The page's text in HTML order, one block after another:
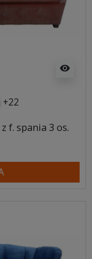
visibility
+22
f. spania 3 os.